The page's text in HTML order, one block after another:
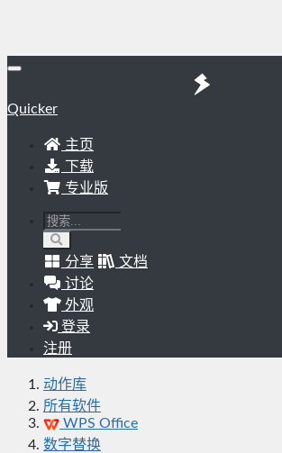
Quicker
主页
下载
专业版
分享
文档
讨论
外观
登录
注册
动作库
所有软件
WPS Office
数字替换